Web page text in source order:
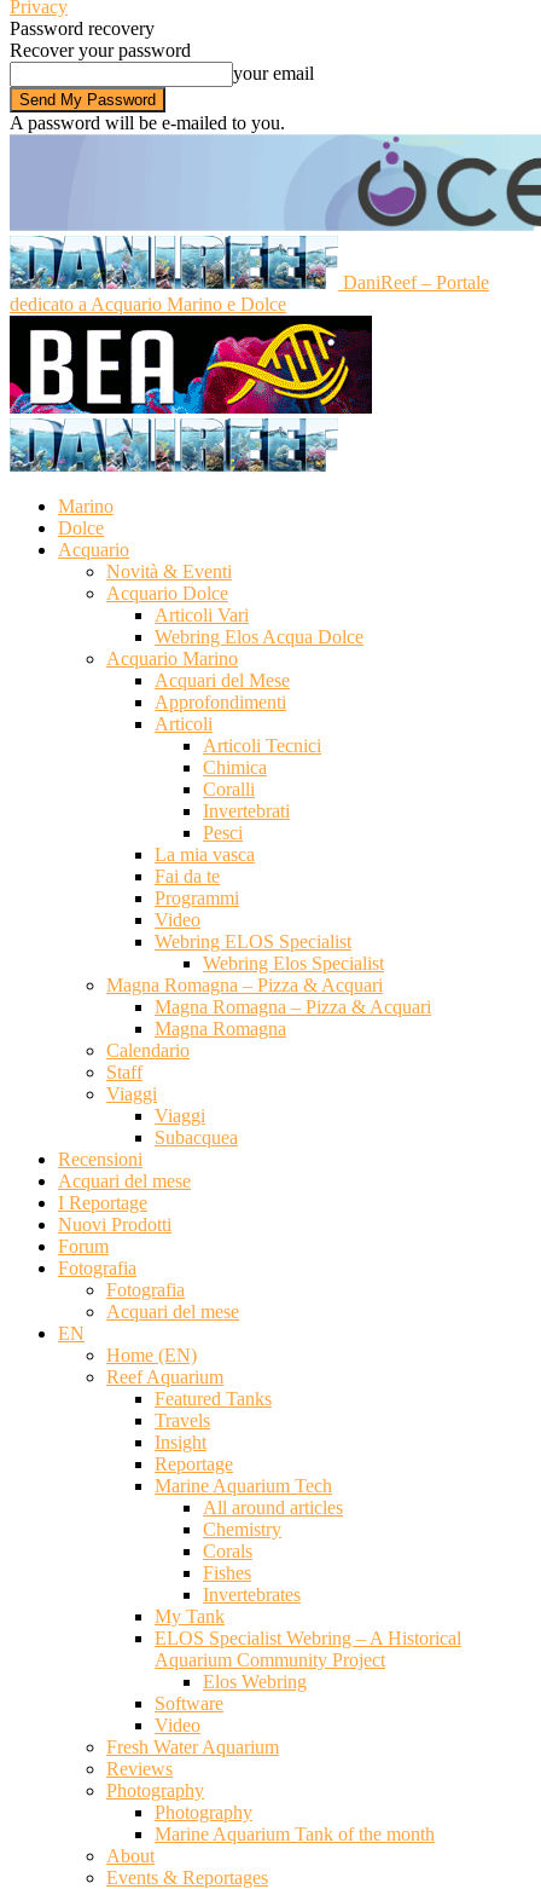
Privacy
Password recovery
Recover your password
your email
A password will be e-mailed to you.
DaniReef – Portale
dedicato a Acquario Marino e Dolce
Marino
Dolce
Acquario
Novità & Eventi
Acquario Dolce
Articoli Vari
Webring Elos Acqua Dolce
Acquario Marino
Acquari del Mese
Approfondimenti
Articoli
Articoli Tecnici
Chimica
Coralli
Invertebrati
Pesci
La mia vasca
Fai da te
Programmi
Video
Webring ELOS Specialist
Webring Elos Specialist
Magna Romagna – Pizza & Acquari
Magna Romagna – Pizza & Acquari
Magna Romagna
Calendario
Staff
Viaggi
Viaggi
Subacquea
Recensioni
Acquari del mese
I Reportage
Nuovi Prodotti
Forum
Fotografia
Fotografia
Acquari del mese
EN
Home (EN)
Reef Aquarium
Featured Tanks
Travels
Insight
Reportage
Marine Aquarium Tech
All around articles
Chemistry
Corals
Fishes
Invertebrates
My Tank
ELOS Specialist Webring – A Historical
Aquarium Community Project
Elos Webring
Software
Video
Fresh Water Aquarium
Reviews
Photography
Photography
Marine Aquarium Tank of the month
About
Events & Reportages